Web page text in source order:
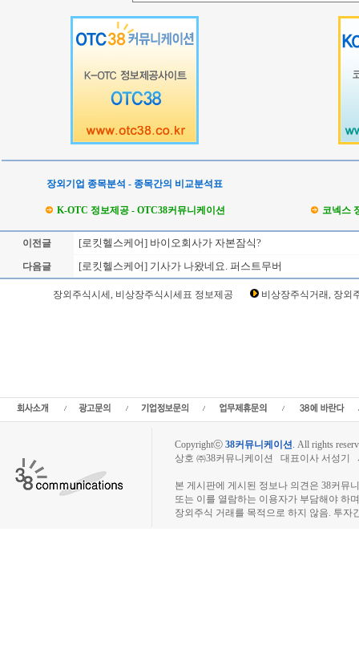
장외기업 종목분석 - 종목간의 비교분석표
K-OTC 정보제공 - OTC38커뮤니케이션 코넥스
이전글 [로킷헬스케어] 바이오회사가 자본잠식?
다음글 [로킷헬스케어] 기사가 나왔네요. 퍼스트무버
장외주식시세, 비상장주식시세표 정보제공
비상장주식거래, 장외
Copyrightⓒ 38커뮤니케이션. All rights
상호 ㈜38커뮤니케이션 대표이사 서성기
본 게시판에 게시된 정보나 의견은 38커뮤
또는 이를 열람하는 이용자가 부담해야 하
장외주식 거래를 목적으로 하지 않음. 투